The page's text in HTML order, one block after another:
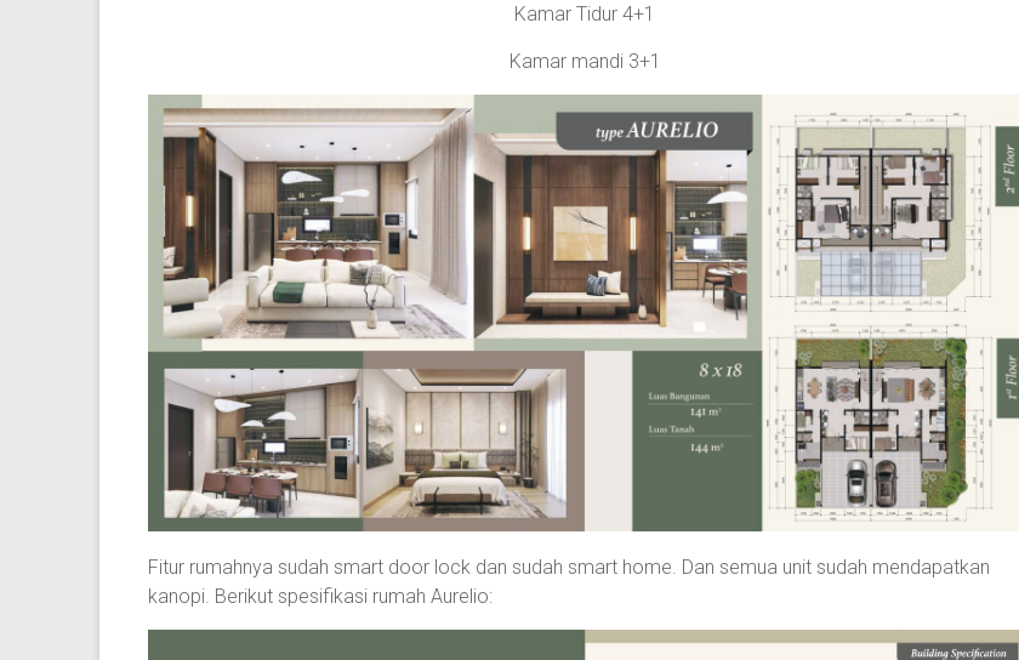
Kamar Tidur 4+1
Kamar mandi 3+1
Fitur rumahnya sudah smart door lock dan sudah smart home. Dan semua unit sudah mendapatkan
kanopi. Berikut spesifikasi rumah Aurelio: